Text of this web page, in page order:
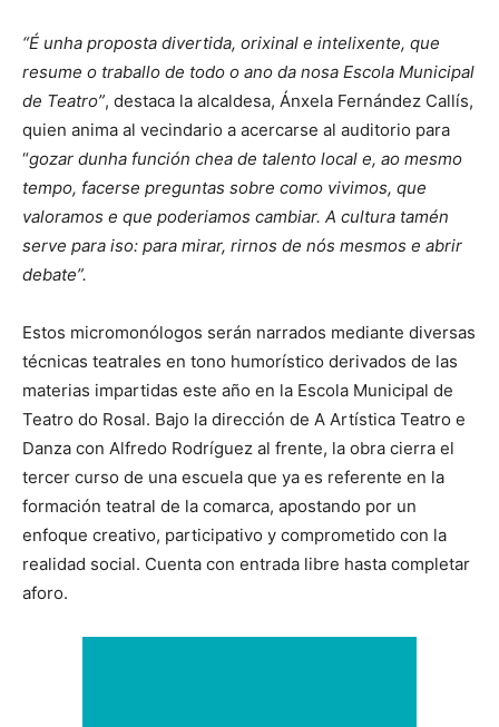
“É unha proposta divertida, orixinal e intelixente, que
resume o traballo de todo o ano da nosa Escola Municipal
de Teatro”, destaca la alcaldesa, Ánxela Fernández Callís,
quien anima al vecindario a acercarse al auditorio para
“gozar dunha función chea de talento local e, ao mesmo
tempo, facerse preguntas sobre como vivimos, que
valoramos e que poderiamos cambiar. A cultura tamén
serve para iso: para mirar, rirnos de nós mesmos e abrir
debate”.
Estos micromonólogos serán narrados mediante diversas
técnicas teatrales en tono humorístico derivados de las
materias impartidas este año en la Escola Municipal de
Teatro do Rosal. Bajo la dirección de A Artística Teatro e
Danza con Alfredo Rodríguez al frente, la obra cierra el
tercer curso de una escuela que ya es referente en la
formación teatral de la comarca, apostando por un
enfoque creativo, participativo y comprometido con la
realidad social. Cuenta con entrada libre hasta completar
aforo.